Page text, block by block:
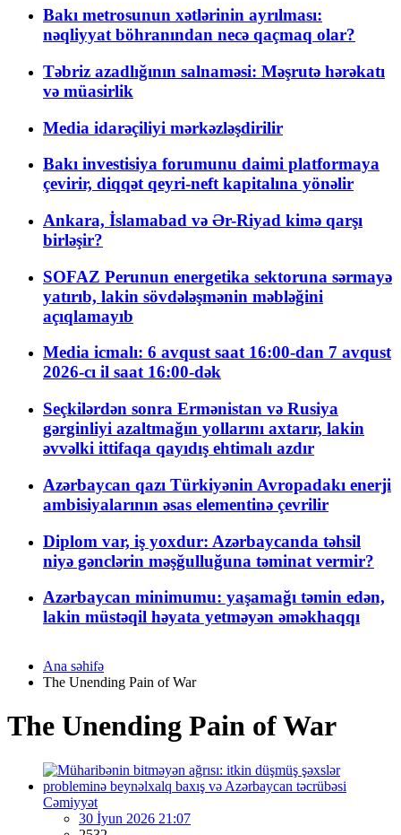
Bakı metrosunun xətlərinin ayrılması:
nəqliyyat böhranından necə qaçmaq olar?
Təbriz azadlığının salnaməsi: Məşrutə hərəkatı
və müasirlik
Media idarəçiliyi mərkəzləşdirilir
Bakı investisiya forumunu daimi platformaya
çevirir, diqqət qeyri-neft kapitalına yönəlir
Ankara, İslamabad və Ər-Riyad kimə qarşı
birləşir?
SOFAZ Perunun energetika sektoruna sərmayə
yatırıb, lakin sövdələşmənin məbləğini
açıqlamayıb
Media icmalı: 6 avqust saat 16:00-dan 7 avqust
2026-cı il saat 16:00-dək
Seçkilərdən sonra Ermənistan və Rusiya
gərginliyi azaltmağın yollarını axtarır, lakin
əvvəlki ittifaqa qayıdış ehtimalı azdır
Azərbaycan qazı Türkiyənin Avropadakı enerji
ambisiyalarının əsas elementinə çevrilir
Diplom var, iş yoxdur: Azərbaycanda təhsil
niyə gənclərin məşğulluğuna təminat vermir?
Azərbaycan minimumu: yaşamağı təmin edən,
lakin müstəqil həyata yetməyən əməkhaqqı
Ana səhifə
The Unending Pain of War
The Unending Pain of War
Cəmiyyət
30 İyun 2026 21:07